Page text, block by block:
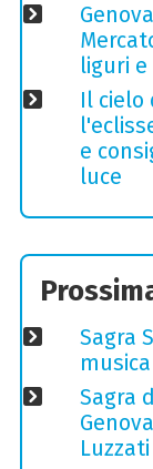
liguri
Il cielo
e
luce
Sagra
Sagra
Luzzati